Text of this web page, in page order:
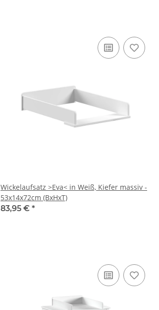
Wickelaufsatz >Eva< in Weiß, Kiefer massiv -
53x14x72cm (BxHxT)
83,95 € *